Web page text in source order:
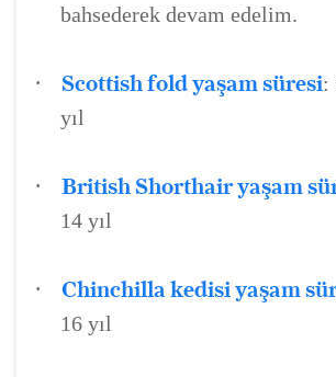
bahsederek devam edelim.
· Scottish fold yaşam süresi:
yıl
· British Shorthair yaşam
14 yıl
· Chinchilla kedisi yaşam
16 yıl